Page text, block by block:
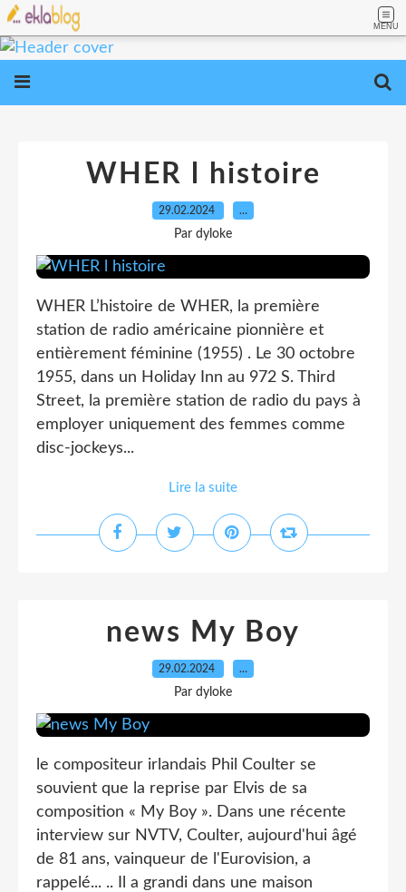
MENU
WHER l histoire
29.02.2024 …
Par dyloke
WHER L’histoire de WHER, la première
station de radio américaine pionnière et
entièrement féminine (1955) . Le 30 octobre
1955, dans un Holiday Inn au 972 S. Third
Street, la première station de radio du pays à
employer uniquement des femmes comme
disc-jockeys...
Lire la suite
news My Boy
29.02.2024 …
Par dyloke
le compositeur irlandais Phil Coulter se
souvient que la reprise par Elvis de sa
composition « My Boy ». Dans une récente
interview sur NVTV, Coulter, aujourd'hui âgé
de 81 ans, vainqueur de l'Eurovision, a
rappelé... .. Il a grandi dans une maison